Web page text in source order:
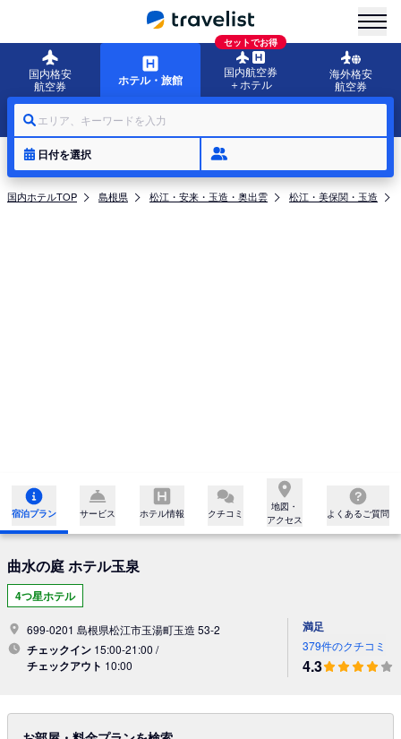
国内格安
航空券
ホテル・旅館
セットでお得
国内航空券
＋ホテル
海外格安
航空券
エリア、キーワードを入力
日付を選択
国内ホテルTOP 島根県 松江・安来・玉造・奥出雲 松江・美保関・玉造
宿泊プラン サービス ホテル情報 クチコミ
地図・
アクセス
よくあるご質問
曲水の庭 ホテル玉泉
4つ星ホテル
699-0201 島根県松江市玉湯町玉造 53-2
チェックイン 15:00-21:00 /
チェックアウト 10:00
満足
379件のクチコミ
4.3